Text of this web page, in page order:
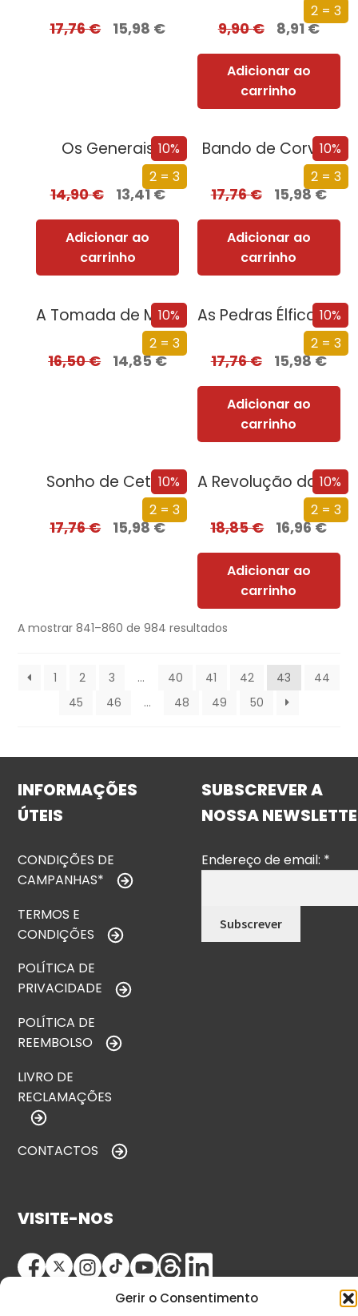
Gerir o Consentimento
17,76€ 15,98 €
2 = 3
9,90€ 8,91€
Adicionar ao
carrinho
10%
2 = 3
Os Generais
14,90€ 13,41€
Adicionar ao
carrinho
10%
2 = 3
Bando de Corvos
17,76€ 15,98€
Adicionar ao
carrinho
10%
2 = 3
A Tomada de Madrid
16,50€ 14,85€
10%
2 = 3
As Pedras Élficas de Shannara
17,76€ 15,98€
Adicionar ao
carrinho
10%
2 = 3
Sonho de Cetim
17,76€ 15,98€
10%
2 = 3
A Revolução da Mulher das Pevides
18,85€ 16,96€
Adicionar ao
carrinho
A mostrar 841–860 de 984 resultados
1 2 3 … 40 41 42 43
44
45
46 … 48 49 50
INFORMAÇÕES
ÚTEIS
CONDIÇÕES DE
CAMPANHAS*
TERMOS E
CONDIÇÕES
POLÍTICA DE
PRIVACIDADE
POLÍTICA DE
REEMBOLSO
LIVRO DE
RECLAMAÇÕES
CONTACTOS
SUBSCREVER A
NOSSA
Endereço de email: *
VISITE-NOS